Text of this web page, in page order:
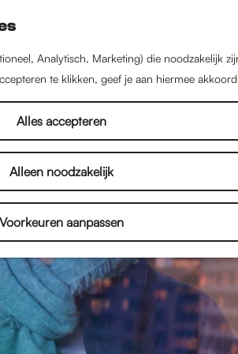
Analytisch, Marketing) die noodzakelijk
te klikken, geef je aan hiermee
Alles accepteren
Alleen noodzakelijk
Voorkeuren aanpassen